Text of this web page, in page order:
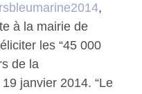
,
à la mairie de
les “45 000
de la
janvier 2014. “Le